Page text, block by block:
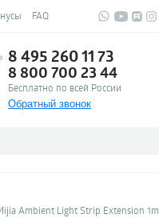
FAQ
8 495 260 11 73
8 800 700 23 44
Бесплатно по всей России
Обратный звонок
Ambient Light Strip Extension 1m